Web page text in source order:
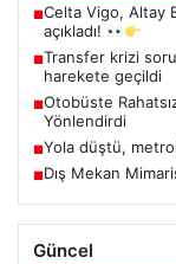
■Celta Vigo, Altay
açıkladı!
■Transfer krizi
harekete geçildi
■Otobüste
Yönlendirdi
■Yola düştü,
■Dış Mekan
Güncel